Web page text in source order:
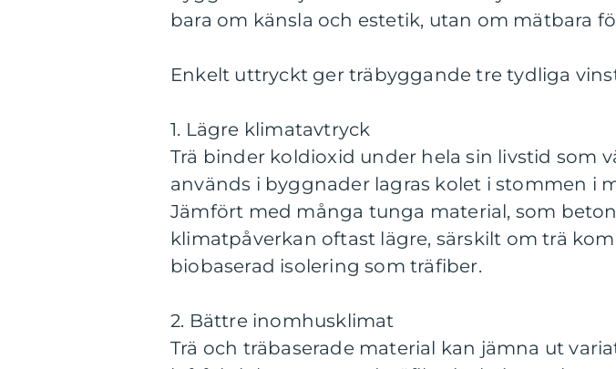
bara om känsla och estetik, utan om mätbara
Enkelt uttryckt ger träbyggande tre tydliga
1. Lägre klimatavtryck
Trä binder koldioxid under hela sin livstid som
används i byggnader lagras kolet i stommen i
Jämfört med många tunga material, som
klimatpåverkan oftast lägre, särskilt om trä
biobaserad isolering som träfiber.
2. Bättre inomhusklimat
Trä och träbaserade material kan jämna ut